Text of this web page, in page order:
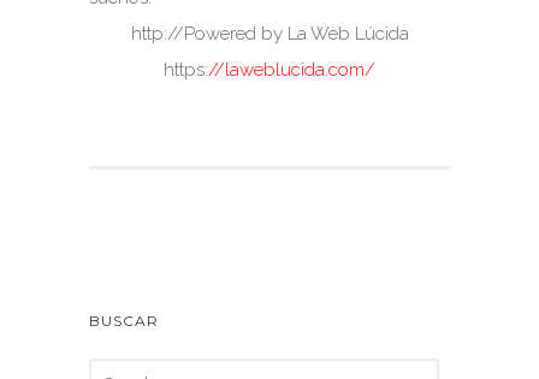
http://Powered by La Web Lúcida
https://laweblucida.com/
BUSCAR